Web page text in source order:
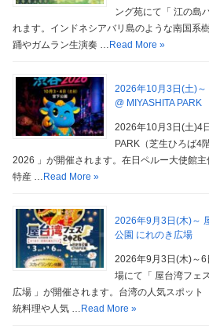
ング苑にて「 江の島
れます。インドネシアバリ島のような南国系
踊やガムラン生演奏 … Read More »
2026年10月3日(土)
@ MIYASHITA PARK
2026年10月3日(土)4
PARK（芝生ひろば4
2026 」が開催されます。在日ペルー大使館
特産 … Read More »
2026年9月3日(木)～
公園 にれのき広場
2026年9月3日(木)～
場にて「 屋台湾フェ
広場 」が開催されます。台湾の人気スポット
統料理や人気 … Read More »